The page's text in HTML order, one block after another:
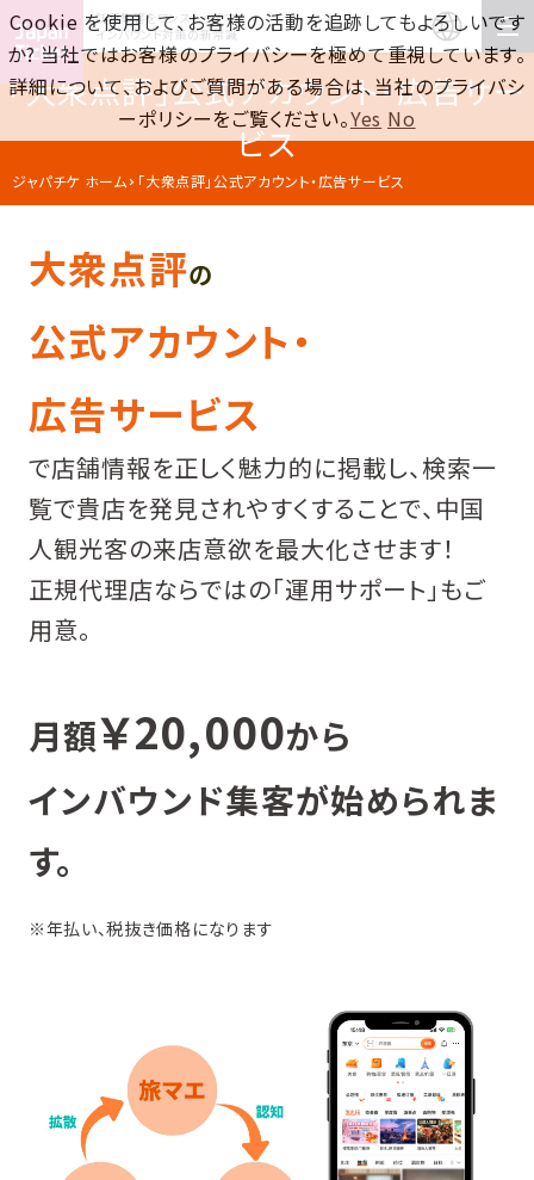
訪日集客をワンストップで！
インバウンド対策の新常識
「大衆点評」公式アカウント・広告サー
ビス
ジャパチケ ホーム 「大衆点評」公式アカウント・広告サービス
大衆点評の
公式アカウント・
広告サービス
で店舗情報を正しく魅力的に掲載し、検索一
覧で貴店を発見されやすくすることで、中国
人観光客の来店意欲を最大化させます！
正規代理店ならではの「運用サポート」もご
用意。
月額￥20,000から
インバウンド集客が始められま
す。
※年払い、税抜き価格になります
Cookie を使用して、お客様の活動を追跡してもよろしいです
か? 当社ではお客様のプライバシーを極めて重視しています。
詳細について、およびご質問がある場合は、当社のプライバシ
ーポリシーをご覧ください。Yes No